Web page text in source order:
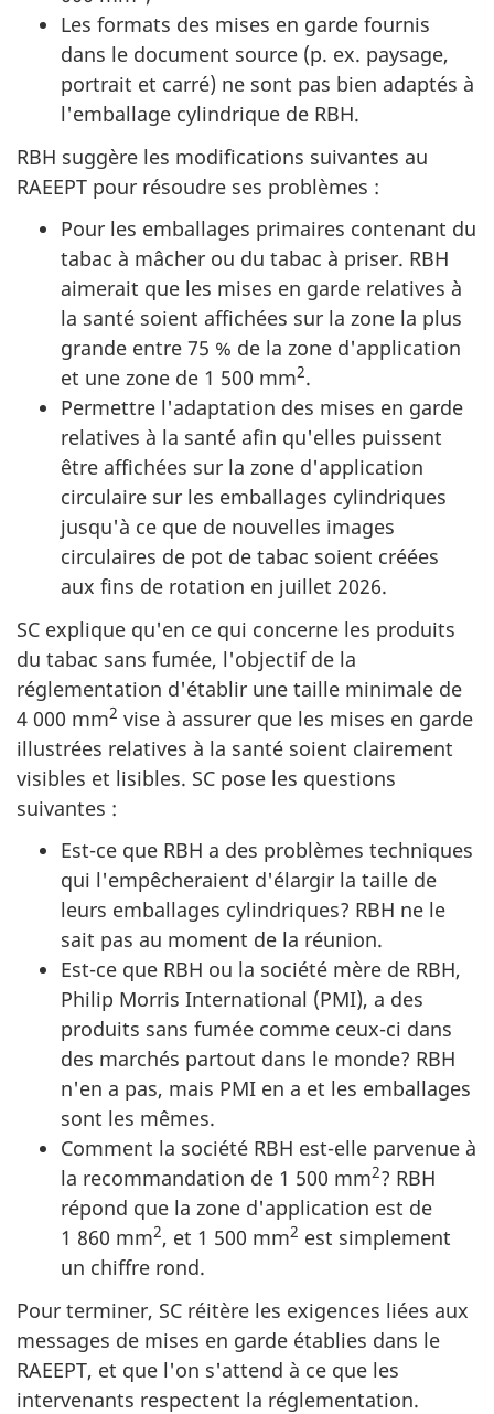
Les formats des mises en garde fournis
dans le document source (p. ex. paysage,
portrait et carré) ne sont pas bien adaptés à
l'emballage cylindrique de RBH.
RBH suggère les modifications suivantes au
RAEEPT pour résoudre ses problèmes :
Pour les emballages primaires contenant du
tabac à mâcher ou du tabac à priser. RBH
aimerait que les mises en garde relatives à
la santé soient affichées sur la zone la plus
grande entre 75 % de la zone d'application
et une zone de 1 500 mm2.
Permettre l'adaptation des mises en garde
relatives à la santé afin qu'elles puissent
être affichées sur la zone d'application
circulaire sur les emballages cylindriques
jusqu'à ce que de nouvelles images
circulaires de pot de tabac soient créées
aux fins de rotation en juillet 2026.
SC explique qu'en ce qui concerne les produits
du tabac sans fumée, l'objectif de la
réglementation d'établir une taille minimale de
4 000 mm2 vise à assurer que les mises en garde
illustrées relatives à la santé soient clairement
visibles et lisibles. SC pose les questions
suivantes :
Est-ce que RBH a des problèmes techniques
qui l'empêcheraient d'élargir la taille de
leurs emballages cylindriques? RBH ne le
sait pas au moment de la réunion.
Est-ce que RBH ou la société mère de RBH,
Philip Morris International (PMI), a des
produits sans fumée comme ceux-ci dans
des marchés partout dans le monde? RBH
n'en a pas, mais PMI en a et les emballages
sont les mêmes.
Comment la société RBH est-elle parvenue à
la recommandation de 1 500 mm2? RBH
répond que la zone d'application est de
1 860 mm2, et 1 500 mm2 est simplement
un chiffre rond.
Pour terminer, SC réitère les exigences liées aux
messages de mises en garde établies dans le
RAEEPT, et que l'on s'attend à ce que les
intervenants respectent la réglementation.